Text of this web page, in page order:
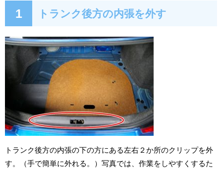
1 トランク後方の内張を外す
トランク後方の内張の下の方にある左右２か所のクリップを外
す。（手で簡単に外れる。）写真では、作業をしやすくするた